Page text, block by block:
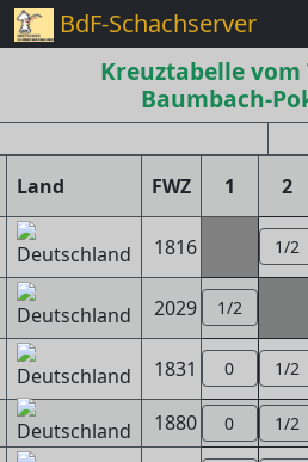
BdF-Schachserver
Kreuztabelle vom
Baumbach-
Land FWZ 1 2
1816 1/2
2029 1/2
1831 0 1/2
1880 0 1/2